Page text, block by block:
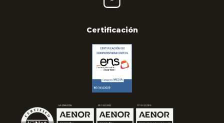
Certificación